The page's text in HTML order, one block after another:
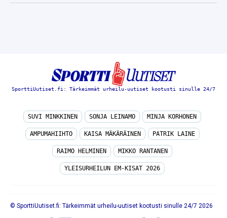
SporttiUutiset.fi: Tärkeimmät urheilu-uutiset kootusti sinulle 24/7
SUVI MINKKINEN SONJA LEINAMO MINJA KORHONEN
AMPUMAHIIHTO KAISA MÄKÄRÄINEN PATRIK LAINE
RAIMO HELMINEN MIKKO RANTANEN
YLEISURHEILUN EM-KISAT 2026
© SporttiUutiset.fi: Tärkeimmät urheilu-uutiset kootusti sinulle 24/7 2026